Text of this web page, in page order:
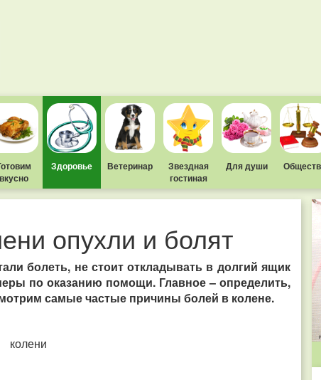
вкусно
Здоровье Ветеринар
Звездная
гостиная
Для души
опухли и болят
болеть, не стоит откладывать в долгий ящик
по оказанию помощи. Главное – определить,
самые частые причины болей в колене.